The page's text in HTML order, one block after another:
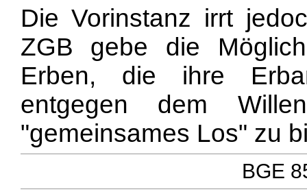
Die Vorinstanz irrt
ZGB gebe die
Erben, die ihre
entgegen dem
"gemeinsames Los" zu
BGE